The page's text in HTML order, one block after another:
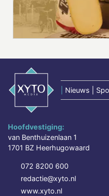
Nieuws |
Hoofdvestiging:
van Benthuizenlaan 1
1701 BZ Heerhugowaard
072 8200 600
redactie@xyto.nl
www.xyto.nl